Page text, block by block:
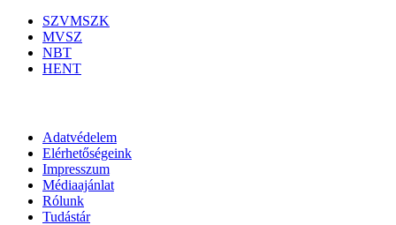
SZVMSZK
MVSZ
NBT
HENT
Adatvédelem
Elérhetőségeink
Impresszum
Médiaajánlat
Rólunk
Tudástár